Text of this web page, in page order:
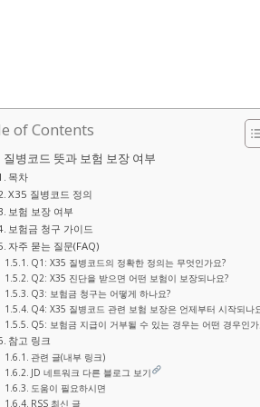
of Contents
질병코드 뜻과 보험 보장 여부
목차
X35 질병코드 정의
보험 보장 여부
보험금 청구 가이드
자주 묻는 질문(FAQ)
Q1: X35 질병코드의 정확한 정의는 무엇인가요?
Q2: X35 진단을 받으면 어떤 보험이 보장되나요?
Q3: 보험금 청구는 어떻게 하나요?
Q4: X35 질병코드 관련 보험 보장은 언제부터 시작되나
Q5: 보험금 지급이 거부될 수 있는 경우는 어떤 경우인가
참고 링크
관련 글(내부 링크)
JD 네트워크 다른 블로그 보기
도움이 필요하시면
RSS 최신 글